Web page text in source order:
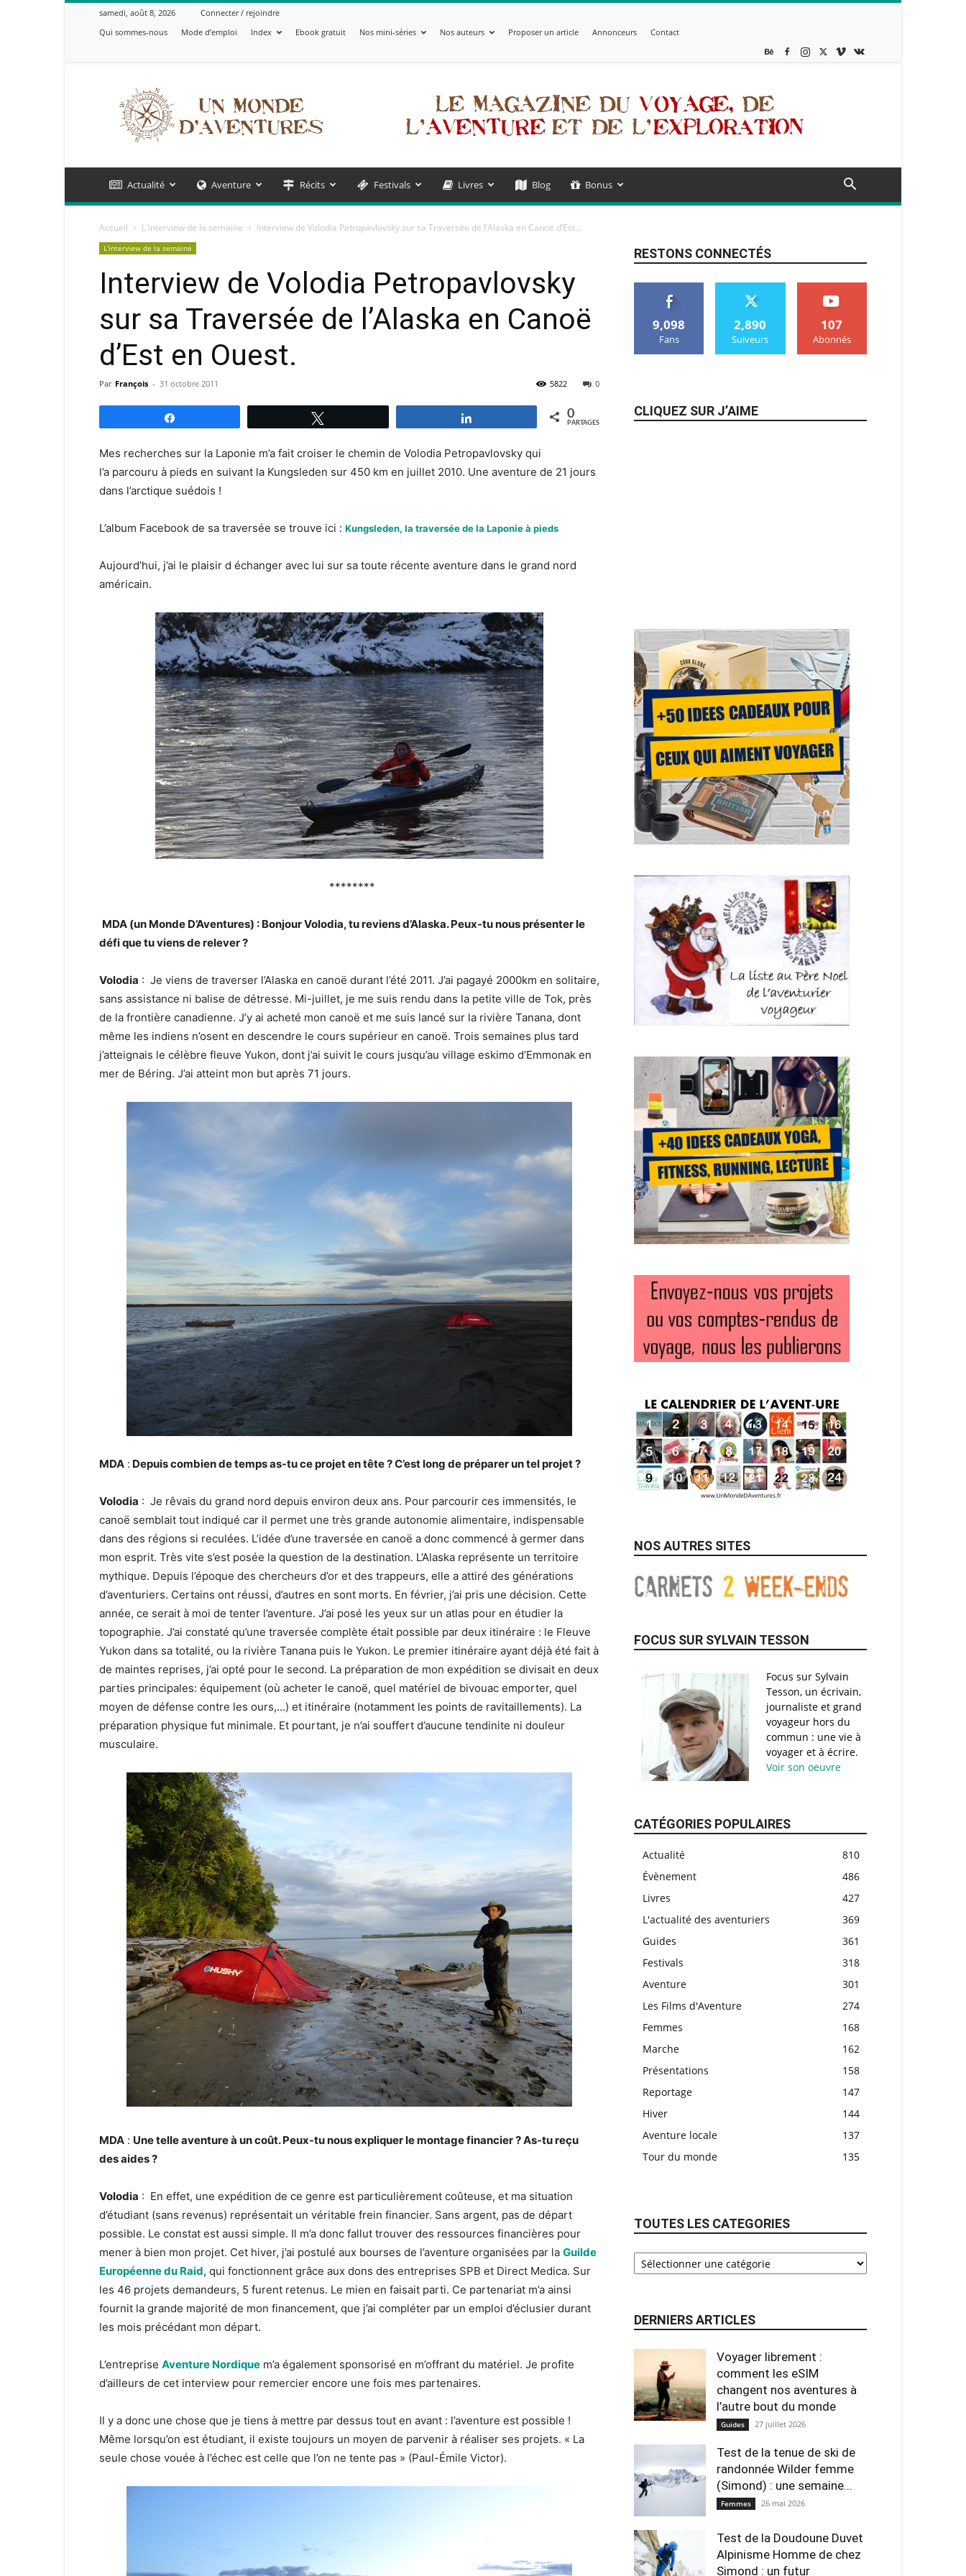
samedi, août 8, 2026
Connecter / rejoindre
Qui sommes-nous
Mode d’emploi Index Ebook gratuit Nos mini-séries Nos auteurs Proposer un article Annonceurs Contact
Monde
d'Aventures
Actualité Aventure Récits Festivals Livres Blog Bonus
Accueil L'interview de la semaine Interview de Volodia Petropavlovsky sur sa Traversée de l’Alaska en Canoë d’Est...
L'interview de la semaine
Interview de Volodia Petropavlovsky
sur sa Traversée de l’Alaska en Canoë
d’Est en Ouest.
Par François - 31 octobre 2011 0
5822
0
PARTAGES
Mes recherches sur la Laponie m’a fait croiser le chemin de Volodia Petropavlovsky qui
l’a parcouru à pieds en suivant la Kungsleden sur 450 km en juillet 2010. Une aventure de 21 jours
dans l’arctique suédois !
L’album Facebook de sa traversée se trouve ici : Kungsleden, la traversée de la Laponie à pieds
Aujourd’hui, j’ai le plaisir d échanger avec lui sur sa toute récente aventure dans le grand nord
américain.
********
MDA (un Monde D’Aventures) : Bonjour Volodia, tu reviens d’Alaska. Peux-tu nous présenter le
défi que tu viens de relever ?
Volodia : Je viens de traverser l’Alaska en canoë durant l’été 2011. J’ai pagayé 2000km en solitaire,
sans assistance ni balise de détresse. Mi-juillet, je me suis rendu dans la petite ville de Tok, près
de la frontière canadienne. J’y ai acheté mon canoë et me suis lancé sur la rivière Tanana, dont
même les indiens n’osent en descendre le cours supérieur en canoë. Trois semaines plus tard
j’atteignais le célèbre fleuve Yukon, dont j’ai suivit le cours jusqu’au village eskimo d’Emmonak en
mer de Béring. J’ai atteint mon but après 71 jours.
MDA : Depuis combien de temps as-tu ce projet en tête ? C’est long de préparer un tel projet ?
Volodia : Je rêvais du grand nord depuis environ deux ans. Pour parcourir ces immensités, le
canoë semblait tout indiqué car il permet une très grande autonomie alimentaire, indispensable
dans des régions si reculées. L’idée d’une traversée en canoë a donc commencé à germer dans
mon esprit. Très vite s’est posée la question de la destination. L’Alaska représente un territoire
mythique. Depuis l’époque des chercheurs d’or et des trappeurs, elle a attiré des générations
d’aventuriers. Certains ont réussi, d’autres en sont morts. En février, j’ai pris une décision. Cette
année, ce serait à moi de tenter l’aventure. J’ai posé les yeux sur un atlas pour en étudier la
topographie. J’ai constaté qu’une traversée complète était possible par deux itinéraire : le Fleuve
Yukon dans sa totalité, ou la rivière Tanana puis le Yukon. Le premier itinéraire ayant déjà été fait à
de maintes reprises, j’ai opté pour le second. La préparation de mon expédition se divisait en deux
parties principales: équipement (où acheter le canoë, quel matériel de bivouac emporter, quel
moyen de défense contre les ours,…) et itinéraire (notamment les points de ravitaillements). La
préparation physique fut minimale. Et pourtant, je n’ai souffert d’aucune tendinite ni douleur
musculaire.
MDA : Une telle aventure à un coût. Peux-tu nous expliquer le montage financier ? As-tu reçu
des aides ?
Volodia : En effet, une expédition de ce genre est particulièrement coûteuse, et ma situation
d’étudiant (sans revenus) représentait un véritable frein financier. Sans argent, pas de départ
possible. Le constat est aussi simple. Il m’a donc fallut trouver des ressources financières pour
mener à bien mon projet. Cet hiver, j’ai postulé aux bourses de l’aventure organisées par la Guilde
Européenne du Raid, qui fonctionnent grâce aux dons des entreprises SPB et Direct Medica. Sur
les 46 projets demandeurs, 5 furent retenus. Le mien en faisait parti. Ce partenariat m’a ainsi
fournit la grande majorité de mon financement, que j’ai compléter par un emploi d’éclusier durant
les mois précédant mon départ.
L’entreprise Aventure Nordique m’a également sponsorisé en m’offrant du matériel. Je profite
d’ailleurs de cet interview pour remercier encore une fois mes partenaires.
Il y a donc une chose que je tiens à mettre par dessus tout en avant : l’aventure est possible !
Même lorsqu’on est étudiant, il existe toujours un moyen de parvenir à réaliser ses projets. « La
seule chose vouée à l’échec est celle que l’on ne tente pas » (Paul-Émile Victor).
RESTONS CONNECTÉS
9,098
Fans
2,890
Suiveurs
107
Abonnés
CLIQUEZ SUR J’AIME
NOS AUTRES SITES
FOCUS SUR SYLVAIN TESSON
Focus sur Sylvain
Tesson, un écrivain,
journaliste et grand
voyageur hors du
commun : une vie à
voyager et à écrire.
Voir son oeuvre
CATÉGORIES POPULAIRES
Actualité
810
Évènement
486
Livres
427
L'actualité des aventuriers
369
Guides
361
Festivals
318
Aventure
301
Les Films d'Aventure
274
Femmes
168
Marche
162
Présentations
158
Reportage
147
Hiver
144
Aventure locale
137
Tour du monde
135
TOUTES LES CATEGORIES
DERNIERS ARTICLES
Voyager librement :
comment les eSIM
changent nos aventures à
l’autre bout du monde
Guides 27 juillet 2026
Test de la tenue de ski de
randonnée Wilder femme
(Simond) : une semaine...
Femmes 26 mai 2026
Test de la Doudoune Duvet
Alpinisme Homme de chez
Simond : un futur